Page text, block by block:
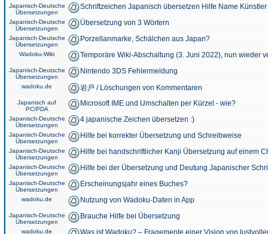
Japanisch-Deutsche
Übersetzungen
Schriftzeichen Japanisch übersetzen Hilfe Name
Japanisch-Deutsche
Übersetzungen
Übersetzung von 3 Wörtern
Japanisch-Deutsche
Übersetzungen
Porzellanmarke, Schälchen aus Japan?
Wadoku-Wiki Temporäre Wiki-Abschaltung (3. Juni 2022), nun wieder
Japanisch-Deutsche
Übersetzungen
Nintendo 3DS Fehlermeldung
wadoku.de 岩戸 / Löschungen von Kommentaren
Japanisch auf
PC/PDA
Microsoft IME und Umschalten per Kürzel - wie?
Japanisch-Deutsche
Übersetzungen
4 japanische Zeichen übersetzen :)
Japanisch-Deutsche
Übersetzungen
Hilfe bei korrekter Übersetzung und Schreibweise
Japanisch-Deutsche
Übersetzungen
Hilfe bei handschriftlicher Kanji Übersetzung auf einem
Japanisch-Deutsche
Übersetzungen
Hilfe bei der Übersetzung und Deutung Japanischer
Japanisch-Deutsche
Übersetzungen
Erscheinungsjahr eines Buches?
wadoku.de Nutzung von Wadoku-Daten in App
Japanisch-Deutsche
Übersetzungen
Brauche Hilfe bei Übersetzung
wadoku.de
Was ist Wadoku? – Fragemente einer Vision von